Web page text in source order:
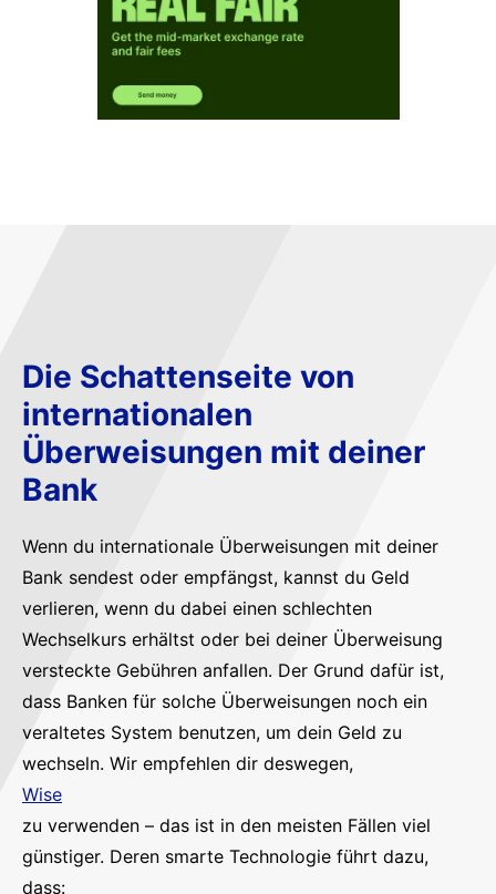
Die Schattenseite von
internationalen
Überweisungen mit deiner
Bank
Wenn du internationale Überweisungen mit deiner
Bank sendest oder empfängst, kannst du Geld
verlieren, wenn du dabei einen schlechten
Wechselkurs erhältst oder bei deiner Überweisung
versteckte Gebühren anfallen. Der Grund dafür ist,
dass Banken für solche Überweisungen noch ein
veraltetes System benutzen, um dein Geld zu
wechseln. Wir empfehlen dir deswegen,
Wise
zu verwenden – das ist in den meisten Fällen viel
günstiger. Deren smarte Technologie führt dazu,
dass: